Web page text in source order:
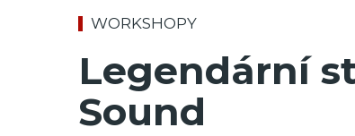
WORKSHOPY
Legendární
Sound